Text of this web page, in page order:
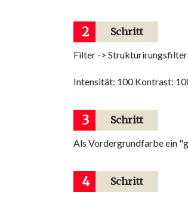
2 Schritt
Filter ->
Intensität: 100 Kontrast:
3 Schritt
Als Vordergrundfarbe ein
4 Schritt